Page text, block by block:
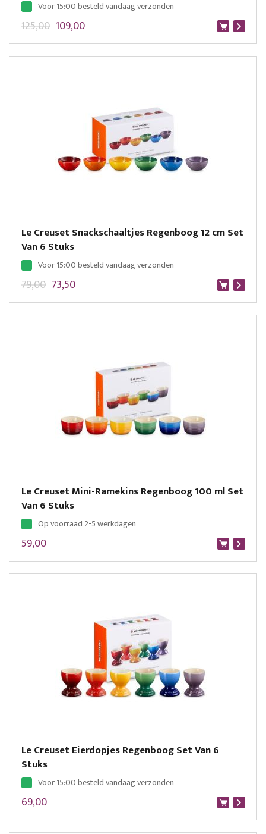
Voor 15:00 besteld vandaag verzonden
109,00
125,00
Le Creuset Snackschaaltjes Regenboog 12 cm Set
Van 6 Stuks
Voor 15:00 besteld vandaag verzonden
73,50
79,00
Le Creuset Mini-Ramekins Regenboog 100 ml Set
Van 6 Stuks
Op voorraad 2-5 werkdagen
59,00
Le Creuset Eierdopjes Regenboog Set Van 6
Stuks
Voor 15:00 besteld vandaag verzonden
69,00